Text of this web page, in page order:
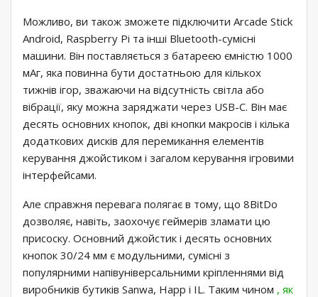
Можливо, ви також зможете підключити Arcade Stick
Android, Raspberry Pi та інші Bluetooth-сумісні
машини. Він поставляється з батареєю ємністю 1000
мАг, яка повинна бути достатньою для кількох
тижнів ігор, зважаючи на відсутність світла або
вібрації, яку можна заряджати через USB-C. Він має
десять основних кнопок, дві кнопки макросів і кілька
додаткових дисків для перемикання елементів
керування джойстиком і загалом керування ігровими
інтерфейсами.
Але справжня перевага полягає в тому, що 8BitDo
дозволяє, навіть, заохочує геймерів зламати цю
присоску. Основний джойстик і десять основних
кнопок 30/24 мм є модульними, сумісні з
популярними напівуніверсальними кріпленнями від
виробників бутиків Sanwa, Happ і IL. Таким чином , як